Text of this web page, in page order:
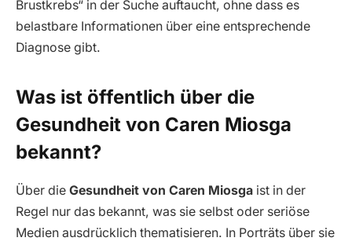
Brustkrebs“ in der Suche auftaucht, ohne dass es
belastbare Informationen über eine entsprechende
Diagnose gibt.
Was ist öffentlich über die
Gesundheit von Caren Miosga
bekannt?
Über die Gesundheit von Caren Miosga ist in der
Regel nur das bekannt, was sie selbst oder seriöse
Medien ausdrücklich thematisieren. In Porträts über sie